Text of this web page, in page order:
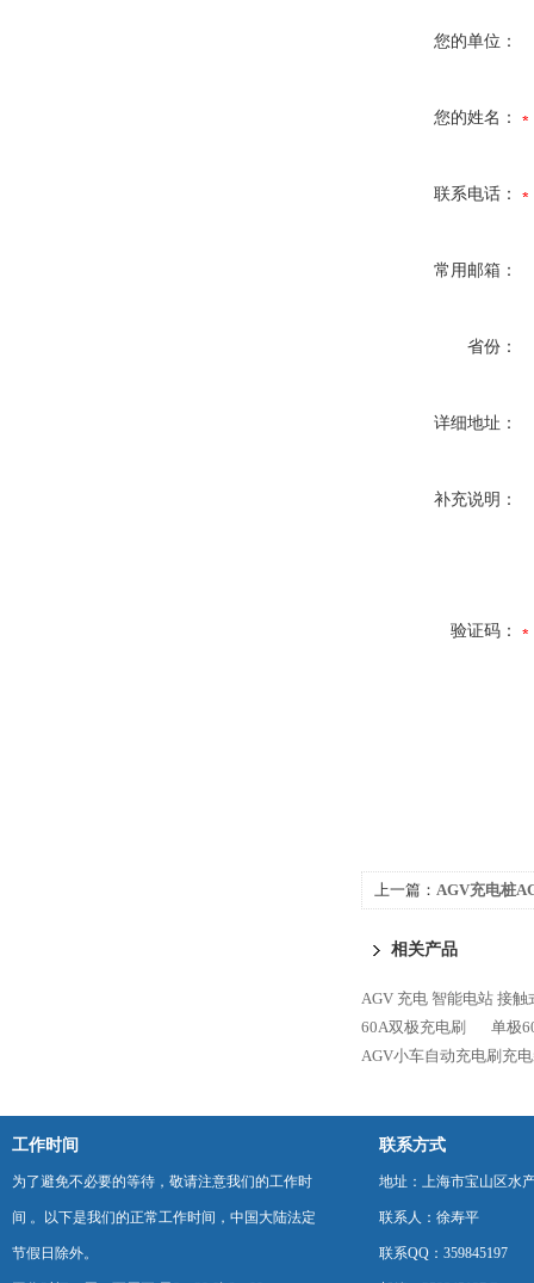
您的单位：
您的姓名：
联系电话：
常用邮箱：
省份：
详细地址：
补充说明：
验证码：
上一篇： AGV充电桩
相关产品
AGV 充电 智能电站 接触
60A双极充电刷
单极
AGV小车自动充电刷充
工作时间
为了避免不必要的等待，敬请注意我们的工作时
间 。以下是我们的正常工作时间，中国大陆法定
节假日除外。
联系方式
地址：上海市宝山区水
联系人：徐寿平
联系QQ：359845197